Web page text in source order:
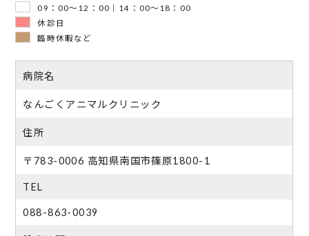
09：00～12：00｜14：00～18：00
休診日
臨時休暇など
病院名
なんごくアニマルクリニック
住所
〒783-0006 高知県南国市篠原1800-1
TEL
088-863-0039